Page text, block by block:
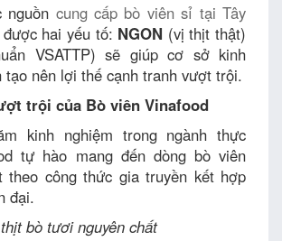
cung cấp bò viên sỉ tại Tây
hai yếu tố: NGON (vị thịt thật)
VSATTP) sẽ giúp cơ sở kinh
tạo nên lợi thế cạnh tranh vượt trội.
trội của Bò viên Vinafood
kinh nghiệm trong ngành thực
tự hào mang đến dòng bò viên
theo công thức gia truyền kết hợp
đại.
bò tươi nguyên chất